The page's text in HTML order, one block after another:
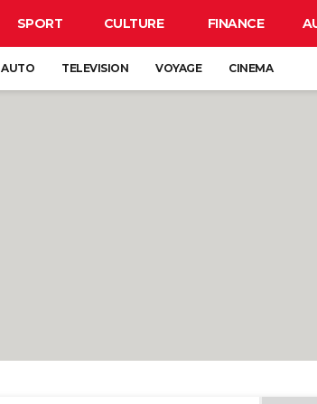
SPORT CULTURE FINANCE
AUTO TELEVISION VOYAGE CINEMA